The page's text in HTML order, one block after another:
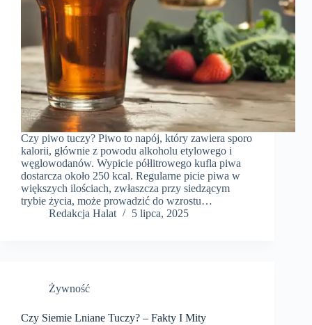
Czy piwo tuczy? Piwo to napój, który zawiera sporo
kalorii, głównie z powodu alkoholu etylowego i
węglowodanów. Wypicie półlitrowego kufla piwa
dostarcza około 250 kcal. Regularne picie piwa w
większych ilościach, zwłaszcza przy siedzącym
trybie życia, może prowadzić do wzrostu…
Redakcja Halat
5 lipca, 2025
Żywność
Czy Siemie Lniane Tuczy? – Fakty I Mity